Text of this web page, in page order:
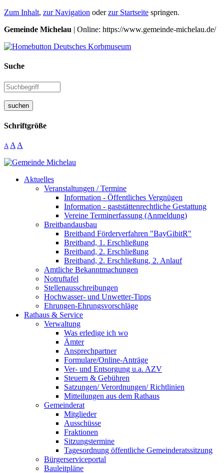
Zum Inhalt, zur Navigation oderzur Startseite springen.
Gemeinde Michelau | Online: https://www.gemeinde-michelau.de/
Suche
suchen
Schriftgröße
A A A
Aktuelles
Veranstaltungen / Termine
Information - Öffentliches Vergnügen
Information - gaststättenrechtliche Gestattung
Vereine Terminerfassung (Anmeldung)
Breitbandausbau
Breitband Förderverfahren "BayGibitR"
Breitband, 1. Erschließung
Breitband, 2. Erschließung
Breitband, 2. Erschließung, 2. Anlauf
Amtliche Bekanntmachungen
Notruftafel
Stellenausschreibungen
Hochwasser- und Unwetter-Tipps
Ehrungen-Ehrungsvorschläge
Rathaus & Service
Verwaltung
Was erledige ich wo
Ämter
Ansprechpartner
Formulare/Online-Anträge
Ver- und Entsorgung u.a. AZV
Steuern & Gebühren
Satzungen/ Verordnungen/ Richtlinien
Mitteilungen aus dem Rathaus
Gemeinderat
Mitglieder
Ausschüsse
Fraktionen
Sitzungstermine
Tagesordnung öffentliche Gemeinderatssitzung
Bürgerserviceportal
Bauleitpläne